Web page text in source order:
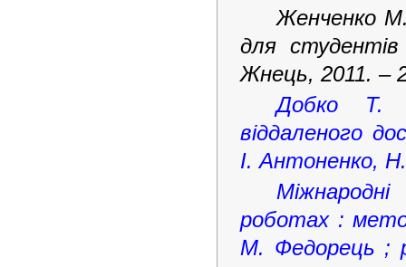
Женченко М.
для
Жнець, 2011. –
Добко Т.
віддаленого
І. Антоненко,
роботах :
М. Федорець ;